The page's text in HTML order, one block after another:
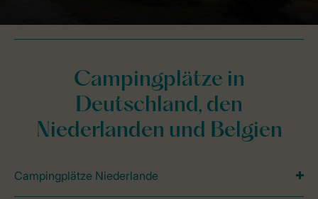
Campingplätze in
Deutschland, den
Niederlanden und Belgien
Campingplätze Niederlande